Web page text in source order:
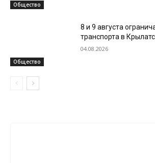
Общество
Общество
8 и 9 августа
транспорта в
04.08.2026